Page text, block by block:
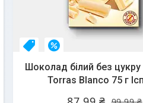
НОВИНКА
Шоколад білий без цукру
Torras Blanco 75 г